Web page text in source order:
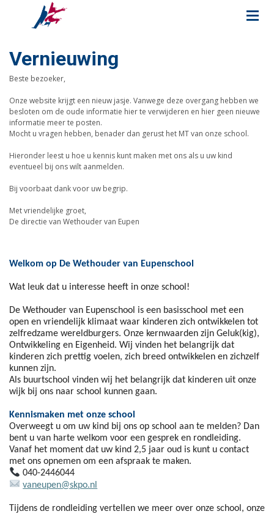
Vernieuwing
Beste bezoeker,
Onze website krijgt een nieuw jasje. Vanwege deze overgang hebben we
besloten om de oude informatie hier te verwijderen en hier geen nieuwe
informatie meer te posten.
Mocht u vragen hebben, benader dan gerust het MT van onze school.
Hieronder leest u hoe u kennis kunt maken met ons als u uw kind
eventueel bij ons wilt aanmelden.
Bij voorbaat dank voor uw begrip.
Met vriendelijke groet,
De directie van Wethouder van Eupen
Welkom op De Wethouder van Eupenschool
Wat leuk dat u interesse heeft in onze school!
De Wethouder van Eupenschool is een basisschool met een
open en vriendelijk klimaat waar kinderen zich ontwikkelen tot
zelfredzame wereldburgers. Onze kernwaarden zijn Geluk(kig),
Ontwikkeling en Eigenheid. Wij vinden het belangrijk dat
kinderen zich prettig voelen, zich breed ontwikkelen en zichzelf
kunnen zijn.
Als buurtschool vinden wij het belangrijk dat kinderen uit onze
wijk bij ons naar school kunnen gaan.
Kennismaken met onze school
Overweegt u om uw kind bij ons op school aan te melden? Dan
bent u van harte welkom voor een gesprek en rondleiding.
Vanaf het moment dat uw kind 2,5 jaar oud is kunt u contact
met ons opnemen om een afspraak te maken.
040-2446044
vaneupen@skpo.nl
Tijdens de rondleiding vertellen we meer over onze school, onze